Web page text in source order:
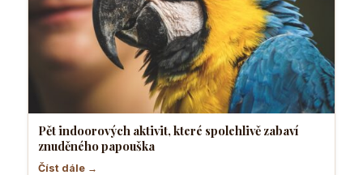
Pět indoorových aktivit, které spolehlivě zabaví
znuděného papouška
Číst dále →